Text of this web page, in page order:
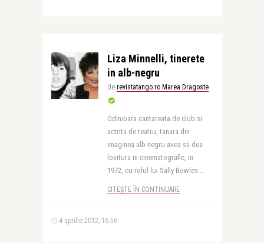
Liza Minnelli, tinerete
in alb-negru
de revistatango.ro Marea Dragoste
Odinioara cantareata de club si
actrita de teatru, tanara din
imaginea alb-negru avea sa dea
lovitura in cinematografie, in
1972, cu rolul lui Sally Bowles ..
CITEȘTE ÎN CONTINUARE
4 aprilie 2012, 16:56